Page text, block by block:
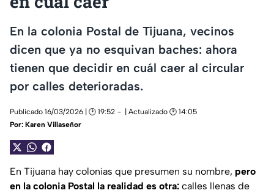
En la colonia Postal de Tijuana, vecinos
dicen que ya no esquivan baches: ahora
tienen que decidir en cuál caer al circular
por calles deterioradas.
Publicado 16/03/2026 | 🕑 19:52
| Actualizado 🕑 14:05
Por: Karen Villaseñor
En Tijuana hay colonias que presumen su nombre, pero
en la colonia Postal la realidad es otra: calles llenas de